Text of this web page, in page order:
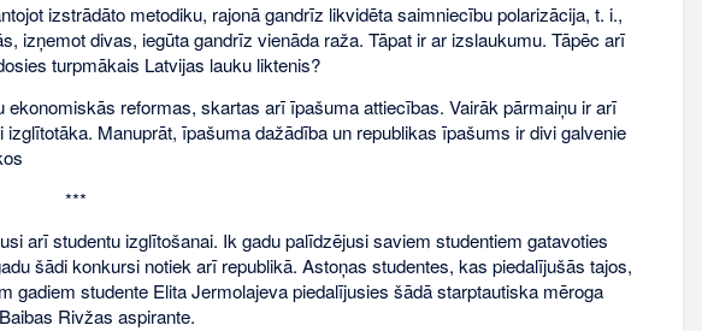
izstrādāto metodiku, rajonā gandrīz likvidēta saimniecību polarizācija, t. i.,
izņemot divas, iegūta gandrīz vienāda raža. Tāpat ir ar izslaukumu. Tāpēc arī
turpmākais Latvijas lauku liktenis?
reformas, skartas arī īpašuma attiecības. Vairāk pārmaiņu ir arī
Manuprāt, īpašuma dažādība un republikas īpašums ir divi galvenie
***
arī studentu izglītošanai. Ik gadu palīdzējusi saviem studentiem gatavoties
šādi konkursi notiek arī republikā. Astoņas studentes, kas piedalījušās tajos,
studente Elita Jermolajeva piedalījusies šādā starptautiska mēroga
Rivžas aspirante.